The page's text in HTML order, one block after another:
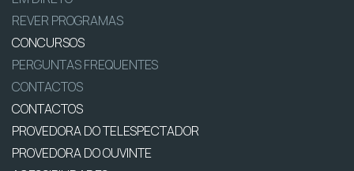
REVER PROGRAMAS
CONCURSOS
PERGUNTAS FREQUENTES
CONTACTOS
CONTACTOS
PROVEDORA DO TELESPECTADOR
PROVEDORA DO OUVINTE